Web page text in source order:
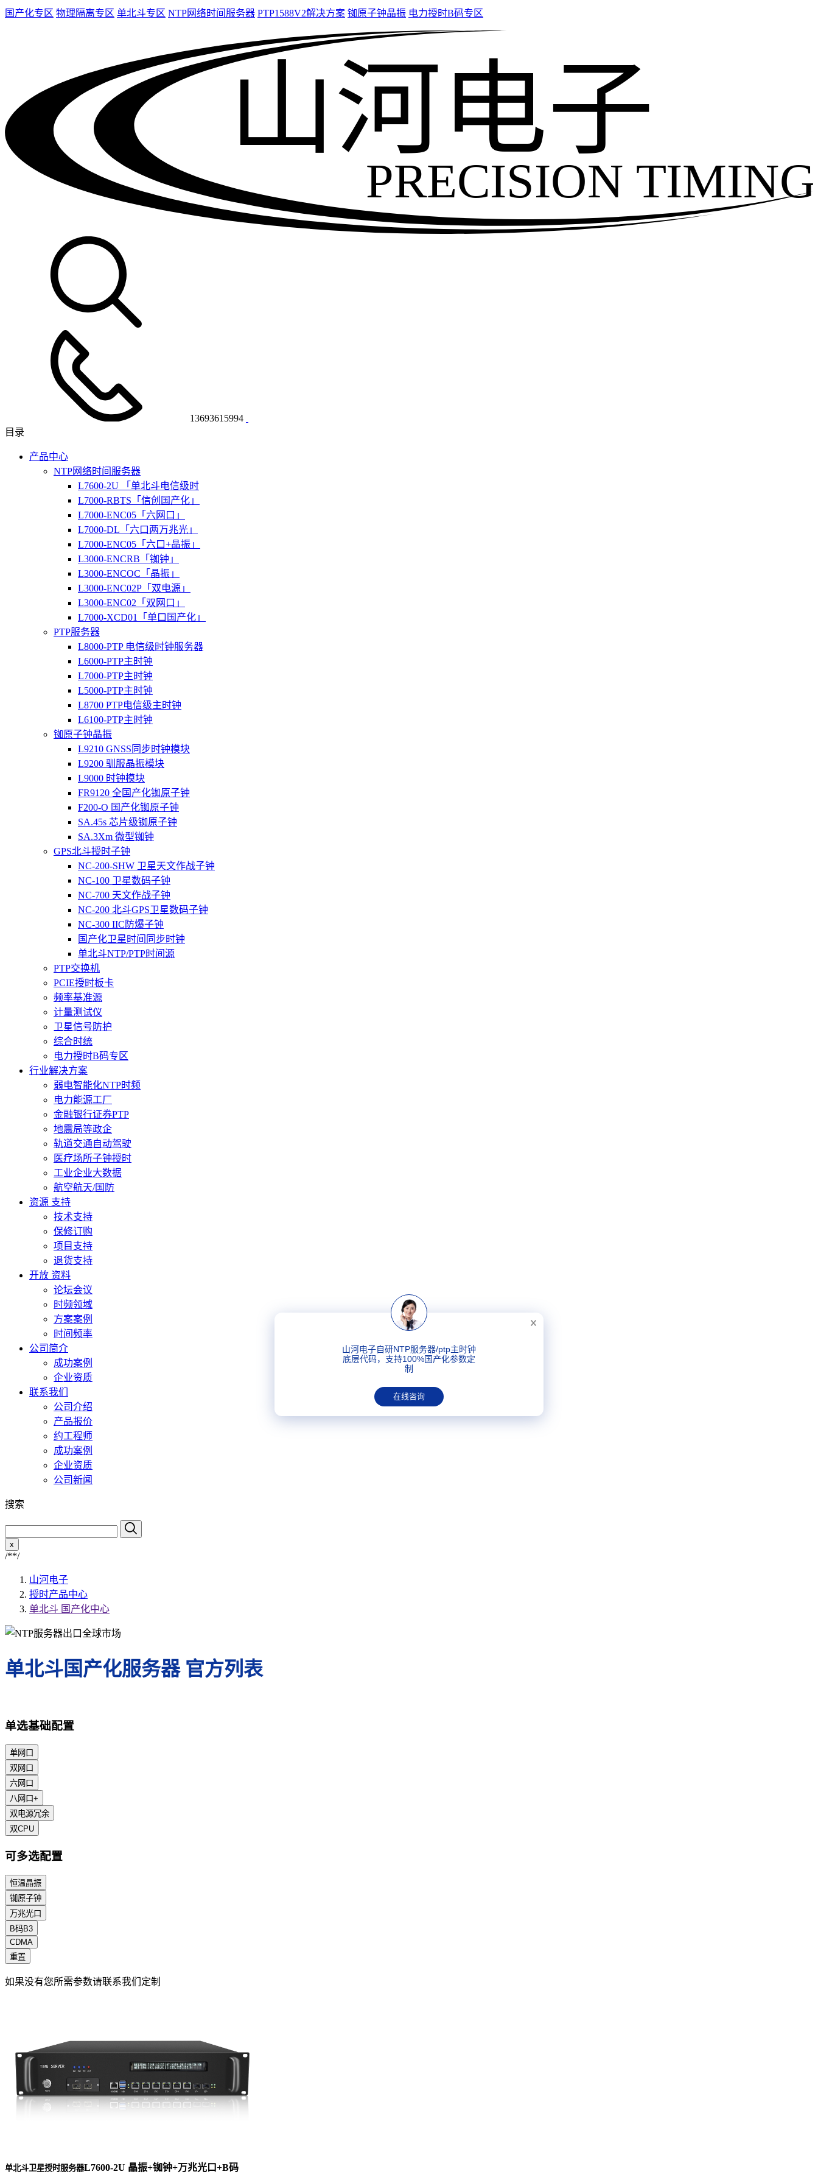
国产化专区 物理隔离专区 单北斗专区 NTP网络时间服务器 PTP1588V2解决方案 铷原子钟晶振 电力授时B码专区
PRECISION TIMING
山河电子
13693615994
目录
产品中心
NTP网络时间服务器
L7600-2U 「单北斗电信级时
L7000-RBTS「信创国产化」
L7000-ENC05「六网口」
L7000-DL「六口两万兆光」
L7000-ENC05「六口+晶振」
L3000-ENCRB「铷钟」
L3000-ENCOC「晶振」
L3000-ENC02P「双电源」
L3000-ENC02「双网口」
L7000-XCD01「单口国产化」
PTP服务器
L8000-PTP 电信级时钟服务器
L6000-PTP主时钟
L7000-PTP主时钟
L5000-PTP主时钟
L8700 PTP电信级主时钟
L6100-PTP主时钟
铷原子钟晶振
L9210 GNSS同步时钟模块
L9200 驯服晶振模块
L9000 时钟模块
FR9120 全国产化铷原子钟
F200-O 国产化铷原子钟
SA.45s 芯片级铷原子钟
SA.3Xm 微型铷钟
GPS北斗授时子钟
NC-200-SHW 卫星天文作战子钟
NC-100 卫星数码子钟
NC-700 天文作战子钟
NC-200 北斗GPS卫星数码子钟
NC-300 IIC防爆子钟
国产化卫星时间同步时钟
单北斗NTP/PTP时间源
PTP交换机
PCIE授时板卡
频率基准源
计量测试仪
卫星信号防护
综合时统
电力授时B码专区
行业解决方案
弱电智能化NTP时频
电力能源工厂
金融银行证券PTP
地震局等政企
轨道交通自动驾驶
医疗场所子钟授时
工业企业大数据
航空航天/国防
资源 支持
技术支持
保修订购
项目支持
退货支持
开放 资料
论坛会议
时频领域
方案案例
时间频率
公司简介
成功案例
企业资质
联系我们
公司介绍
产品报价
约工程师
成功案例
企业资质
公司新闻
搜索
x
/**/
山河电子
授时产品中心
单北斗 国产化中心
单北斗国产化服务器 官方列表
单选基础配置
单网口
双网口
六网口
八网口+
双电源冗余
双CPU
可多选配置
恒温晶振
铷原子钟
万兆光口
B码B3
CDMA
重置
如果没有您所需参数请联系我们定制
单北斗卫星授时服务器L7600-2U 晶振+铷钟+万兆光口+B码
山河电子自研NTP服务器/ptp主时钟
底层代码，支持100%国产化参数定
制
在线咨询